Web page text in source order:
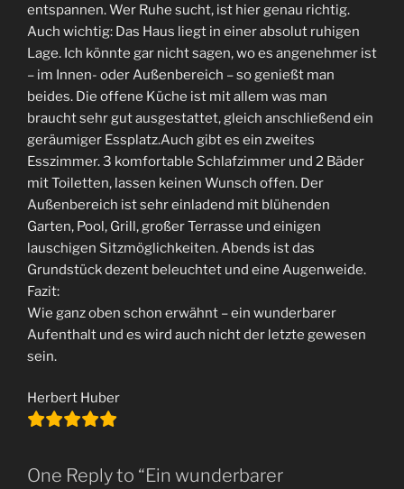
entspannen. Wer Ruhe sucht, ist hier genau richtig.
Auch wichtig: Das Haus liegt in einer absolut ruhigen
Lage. Ich könnte gar nicht sagen, wo es angenehmer ist
– im Innen- oder Außenbereich – so genießt man
beides. Die offene Küche ist mit allem was man
braucht sehr gut ausgestattet, gleich anschließend ein
geräumiger Essplatz.Auch gibt es ein zweites
Esszimmer. 3 komfortable Schlafzimmer und 2 Bäder
mit Toiletten, lassen keinen Wunsch offen. Der
Außenbereich ist sehr einladend mit blühenden
Garten, Pool, Grill, großer Terrasse und einigen
lauschigen Sitzmöglichkeiten. Abends ist das
Grundstück dezent beleuchtet und eine Augenweide.
Fazit:
Wie ganz oben schon erwähnt – ein wunderbarer
Aufenthalt und es wird auch nicht der letzte gewesen
sein.
Herbert Huber
One Reply to “Ein wunderbarer